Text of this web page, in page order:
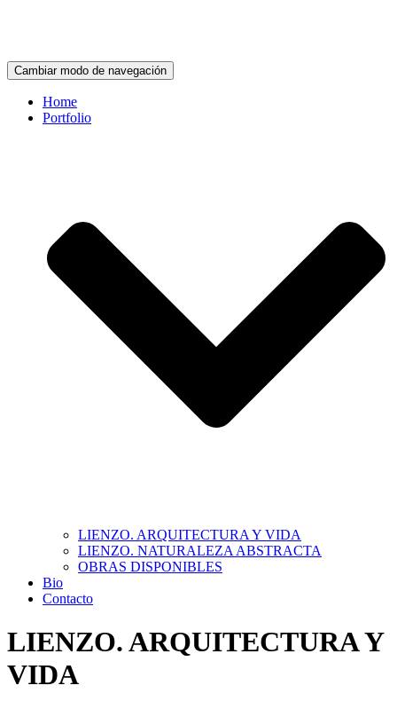
Cambiar modo de navegación
Home
Portfolio
LIENZO. ARQUITECTURA Y VIDA
LIENZO. NATURALEZA ABSTRACTA
OBRAS DISPONIBLES
Bio
Contacto
LIENZO. ARQUITECTURA Y
VIDA